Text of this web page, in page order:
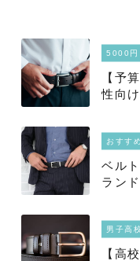
5000円
【予
性向
おすす
ベル
ラン
男子高
【高